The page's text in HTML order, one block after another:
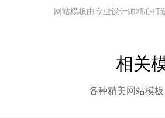
网站模板由专业设计师精心打
相关
各种精美网站模